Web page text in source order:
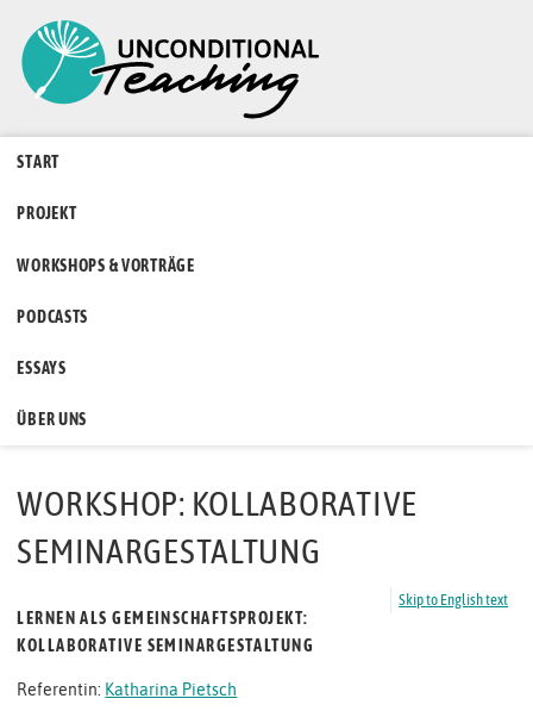
START
PROJEKT
WORKSHOPS & VORTRÄGE
PODCASTS
ESSAYS
ÜBER UNS
WORKSHOP: KOLLABORATIVE
SEMINARGESTALTUNG
Skip to English text
LERNEN ALS GEMEINSCHAFTSPROJEKT:
KOLLABORATIVE SEMINARGESTALTUNG
Referentin: Katharina Pietsch